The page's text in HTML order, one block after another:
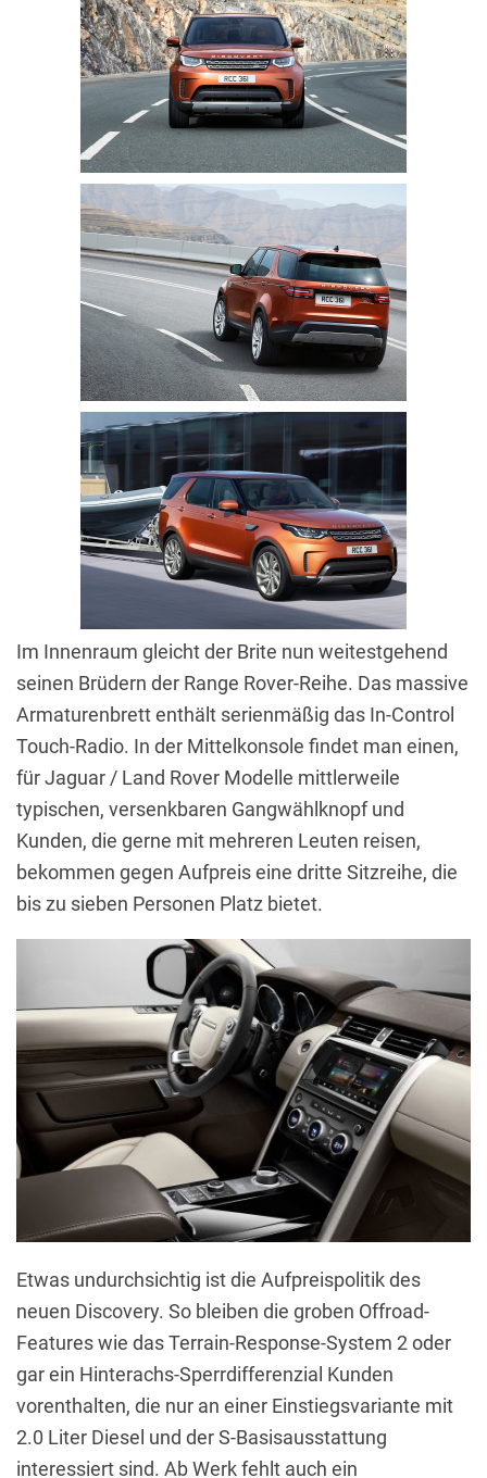
Im Innenraum gleicht der Brite nun weitestgehend
seinen Brüdern der Range Rover-Reihe. Das massive
Armaturenbrett enthält serienmäßig das In-Control
Touch-Radio. In der Mittelkonsole findet man einen,
für Jaguar / Land Rover Modelle mittlerweile
typischen, versenkbaren Gangwählknopf und
Kunden, die gerne mit mehreren Leuten reisen,
bekommen gegen Aufpreis eine dritte Sitzreihe, die
bis zu sieben Personen Platz bietet.
Etwas undurchsichtig ist die Aufpreispolitik des
neuen Discovery. So bleiben die groben Offroad-
Features wie das Terrain-Response-System 2 oder
gar ein Hinterachs-Sperrdifferenzial Kunden
vorenthalten, die nur an einer Einstiegsvariante mit
2.0 Liter Diesel und der S-Basisausstattung
interessiert sind. Ab Werk fehlt auch ein